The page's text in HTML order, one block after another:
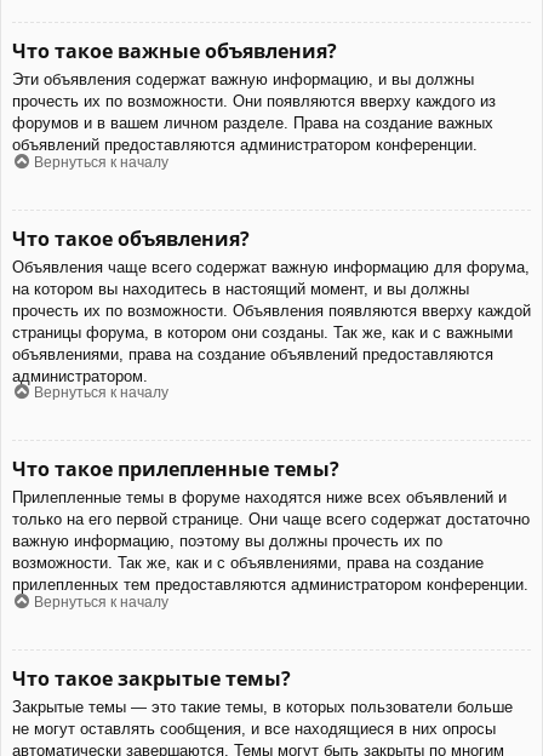
Что такое важные объявления?
Эти объявления содержат важную информацию, и вы должны
прочесть их по возможности. Они появляются вверху каждого из
форумов и в вашем личном разделе. Права на создание важных
объявлений предоставляются администратором конференции.
Вернуться к началу
Что такое объявления?
Объявления чаще всего содержат важную информацию для форума,
на котором вы находитесь в настоящий момент, и вы должны
прочесть их по возможности. Объявления появляются вверху каждой
страницы форума, в котором они созданы. Так же, как и с важными
объявлениями, права на создание объявлений предоставляются
администратором.
Вернуться к началу
Что такое прилепленные темы?
Прилепленные темы в форуме находятся ниже всех объявлений и
только на его первой странице. Они чаще всего содержат достаточно
важную информацию, поэтому вы должны прочесть их по
возможности. Так же, как и с объявлениями, права на создание
прилепленных тем предоставляются администратором конференции.
Вернуться к началу
Что такое закрытые темы?
Закрытые темы — это такие темы, в которых пользователи больше
не могут оставлять сообщения, и все находящиеся в них опросы
автоматически завершаются. Темы могут быть закрыты по многим